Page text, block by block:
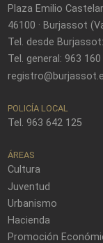
Plaza Emilio
46100 · Burjassot
Tel. desde
Tel. general: 963
POLICÍA LOCAL
Tel. 963 642 125
ÁREAS
Cultura
Juventud
Urbanismo
Hacienda
Promoción